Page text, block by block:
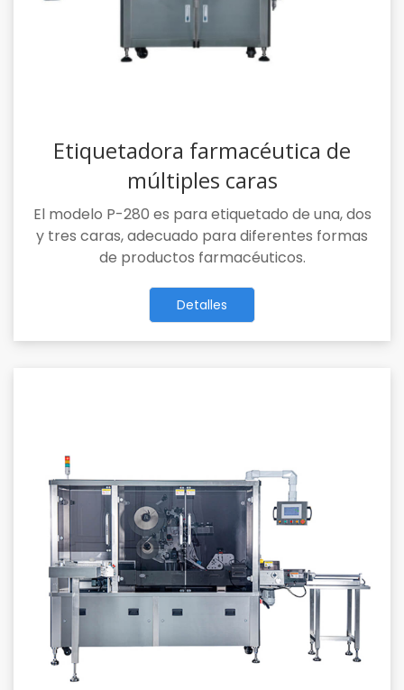
Etiquetadora farmacéutica de
múltiples caras
El modelo P-280 es para etiquetado de una, dos
y tres caras, adecuado para diferentes formas
de productos farmacéuticos.
Detalles